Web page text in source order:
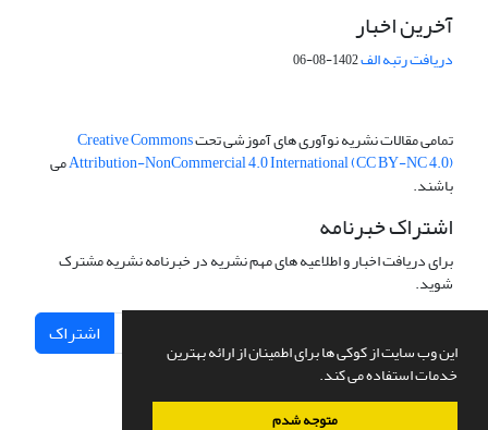
این وب سایت از کوکی ها برای اطمینان از ارائه بهترین
خدمات استفاده می کند.
متوجه شدم
آخرین اخبار
دریافت رتبه الف1402-08-06
تمامی مقالات نشریه نوآوری های آموزشی تحتCreative Commons
Attribution-NonCommercial 4.0 International (CC BY-NC 4.0)می
باشند.
اشتراک خبرنامه
برای دریافت اخبار و اطلاعیه های مهم نشریه در خبرنامه نشریه مشترک
شوید.
اشتراک